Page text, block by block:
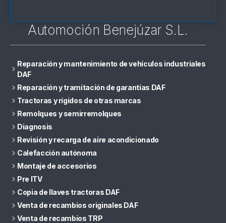
Automoción Benejúzar S.L.
Reparación y mantenimiento de vehículos industriales
DAF
Reparación y tramitación de garantías DAF
Tractoras y rígidos de otras marcas
Remolques y semirremolques
Diagnosis
Revisión y recarga de aire acondicionado
Calefacción autónoma
Montaje de accesorios
Pre ITV
Copia de llaves tractoras DAF
Venta de recambios originales DAF
Venta de recambios TRP